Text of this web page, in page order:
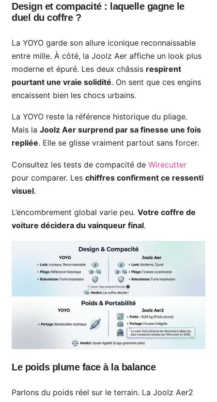
Design et compacité : laquelle gagne le
duel du coffre ?
La YOYO garde son allure iconique reconnaissable
entre mille. À côté, la Joolz Aer affiche un look plus
moderne et épuré. Les deux châssis respirent
pourtant une vraie solidité. On sent que ces engins
encaissent bien les chocs urbains.
La YOYO reste la référence historique du pliage.
Mais la Joolz Aer surprend par sa finesse une fois
repliée. Elle se glisse vraiment partout sans forcer.
Consultez les tests de compacité de Wirecutter
pour comparer. Les chiffres confirment ce ressenti
visuel.
L’encombrement global varie peu. Votre coffre de
voiture décidera du vainqueur final.
Le poids plume face à la balance
Parlons du poids réel sur le terrain. La Joolz Aer2